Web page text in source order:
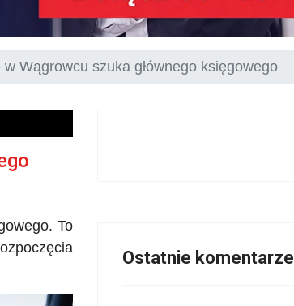
Wągrowcu szuka głównego księgowego
To
Ostatnie komentarze